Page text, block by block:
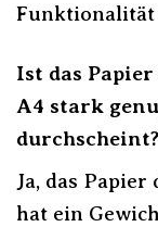
Funktionalität
Ist das
A4 stark
durchscheint?
Ja, das
hat ein